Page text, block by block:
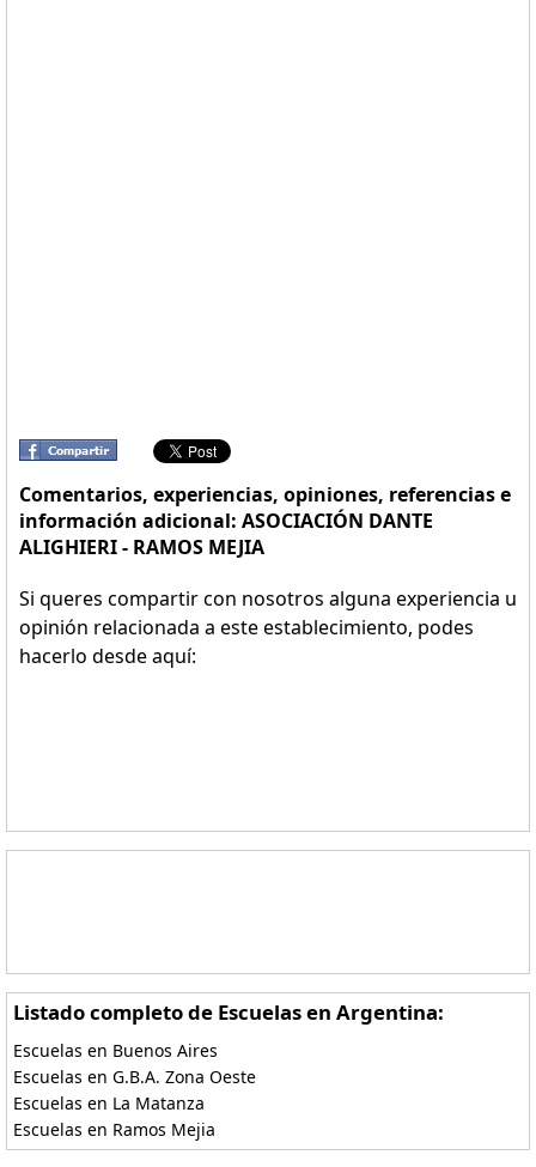
Comentarios, experiencias, opiniones, referencias e
información adicional: ASOCIACIÓN DANTE
ALIGHIERI - RAMOS MEJIA
Si queres compartir con nosotros alguna experiencia u
opinión relacionada a este establecimiento, podes
hacerlo desde aquí:
Listado completo de Escuelas en Argentina:
Escuelas en Buenos Aires
Escuelas en G.B.A. Zona Oeste
Escuelas en La Matanza
Escuelas en Ramos Mejia